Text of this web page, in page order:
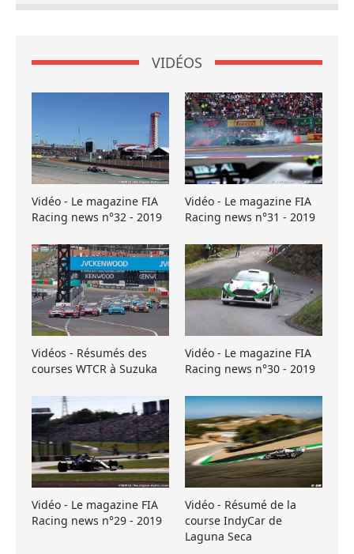
VIDÉOS
Vidéo - Le magazine FIA
Racing news n°32 - 2019
Vidéo - Le magazine FIA
Racing news n°31 - 2019
Vidéos - Résumés des
courses WTCR à Suzuka
Vidéo - Le magazine FIA
Racing news n°30 - 2019
Vidéo - Le magazine FIA
Racing news n°29 - 2019
Vidéo - Résumé de la
course IndyCar de
Laguna Seca